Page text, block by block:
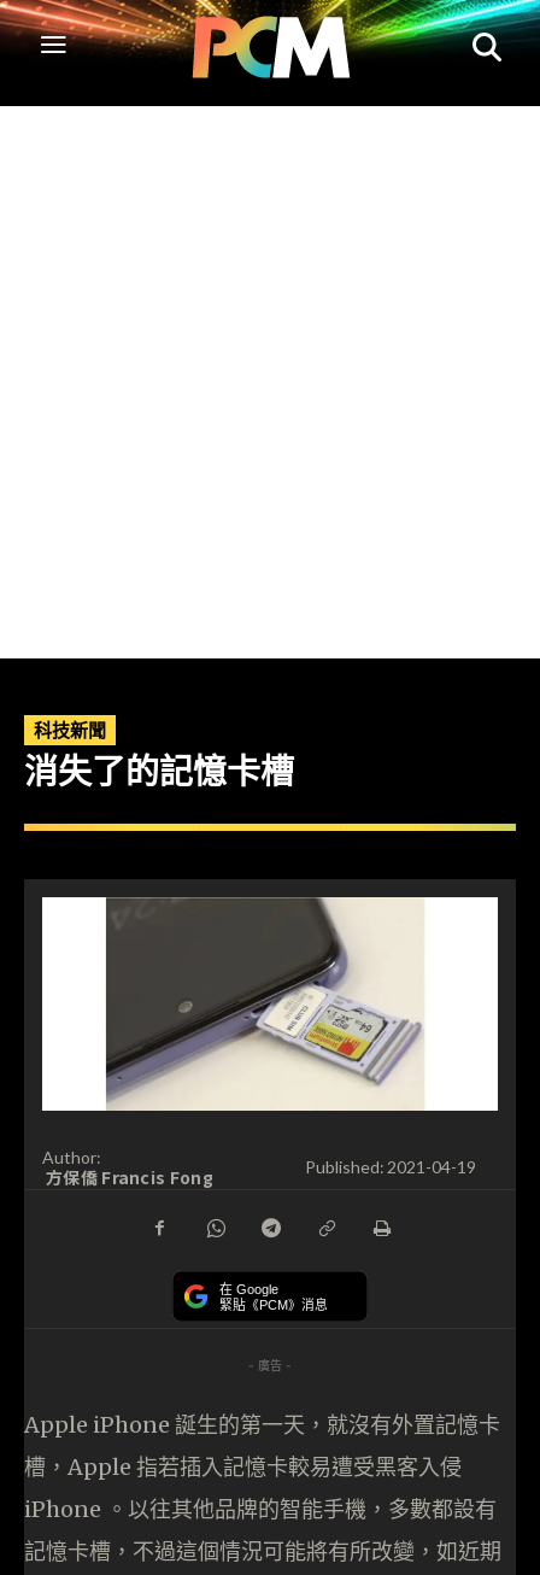
科技新聞
消失了的記憶卡槽
Author:
方保僑 Francis Fong Published: 2021-04-19
在 Google
緊貼《PCM》消息
- 廣告 -
Apple iPhone 誕生的第一天，就沒有外置記憶卡
槽，Apple 指若插入記憶卡較易遭受黑客入侵
iPhone 。以往其他品牌的智能手機，多數都設有
記憶卡槽，不過這個情況可能將有所改變，如近期